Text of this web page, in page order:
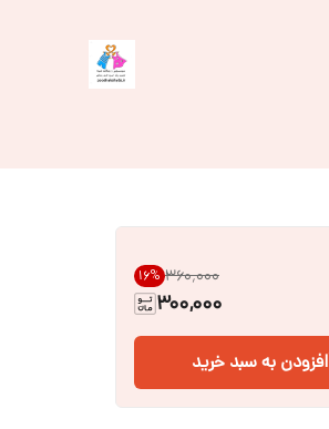
۳۶۰٬۰۰۰ 16%
300,000
افزودن به سبد خرید